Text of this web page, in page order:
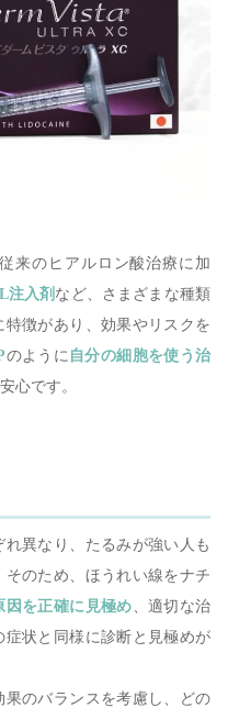
来のヒアルロン酸治療に加
注入剤 など、さまざまな種類
徴があり、効果やリスクを
のように 自分の細胞を使う治
心です。
異なり、たるみが強い人も
のため、ほうれい線をナチ
因を正確に見極め 、適切な治
状と同様に診断と見極めが
のバランスを考慮し、どの